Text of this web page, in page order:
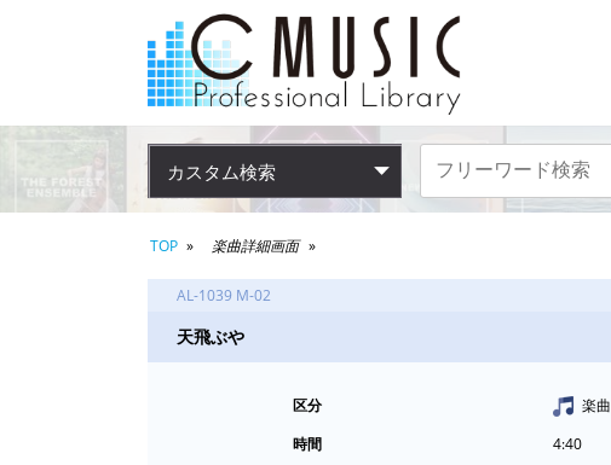
カスタム検索
TOP 楽曲詳細画面
AL-1039 M-02
天飛ぶや
区分
楽曲
時間
4:40